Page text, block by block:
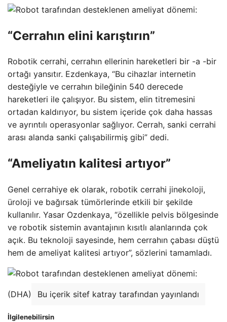
“Cerrahın elini karıştırın”
Robotik cerrahi, cerrahın ellerinin hareketleri bir -a -bir
ortağı yansıtır. Ezdenkaya, “Bu cihazlar internetin
desteğiyle ve cerrahın bileğinin 540 derecede
hareketleri ile çalışıyor. Bu sistem, elin titremesini
ortadan kaldırıyor, bu sistem içeride çok daha hassas
ve ayrıntılı operasyonlar sağlıyor. Cerrah, sanki cerrahi
arası alanda sanki çalışabilirmiş gibi” dedi.
“Ameliyatın kalitesi artıyor”
Genel cerrahiye ek olarak, robotik cerrahi jinekoloji,
üroloji ve bağırsak tümörlerinde etkili bir şekilde
kullanılır. Yasar Ozdenkaya, “özellikle pelvis bölgesinde
ve robotik sistemin avantajının kısıtlı alanlarında çok
açık. Bu teknoloji sayesinde, hem cerrahın çabası düştü
hem de ameliyat kalitesi artıyor”, sözlerini tamamladı.
(DHA) Bu içerik sitef katray tarafından yayınlandı
İlgilenebilirsin